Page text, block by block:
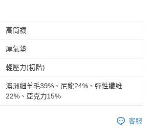
含以上)免運費
高筒襪
厚氣墊
輕壓力(初階)
澳洲細羊毛39%、尼龍24%、彈性纖維
22%、亞克力15%
客服